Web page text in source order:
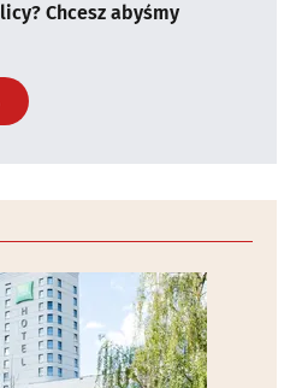
Chcesz abyśmy